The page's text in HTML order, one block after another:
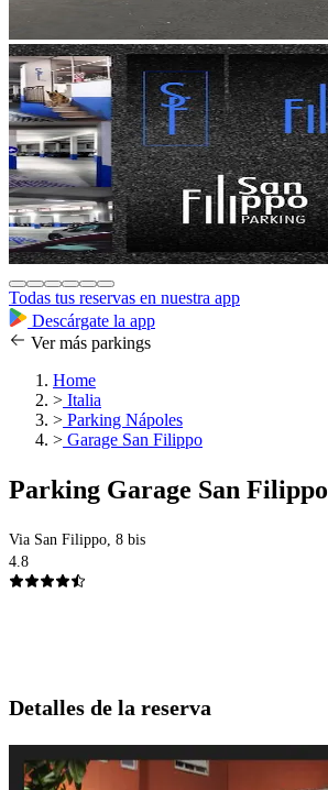
Todas tus reservas en nuestra app
Descárgate la app
Ver más parkings
Home
> Italia
> Parking Nápoles
> Garage San Filippo
Parking Garage San Filippo
Via San Filippo, 8 bis
4.8
Detalles de la reserva